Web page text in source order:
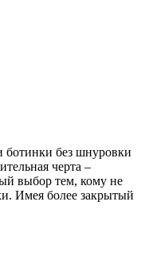
ботинки без шнуровки
черта –
выбор тем, кому не
Имея более закрытый